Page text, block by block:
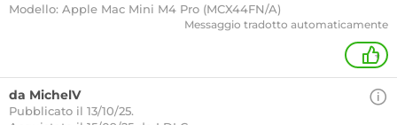
Modello: Apple Mac Mini M4 Pro (MCX44FN/A)
Messaggio tradotto automaticamente
+
da MichelV
Pubblicato il 13/10/25.